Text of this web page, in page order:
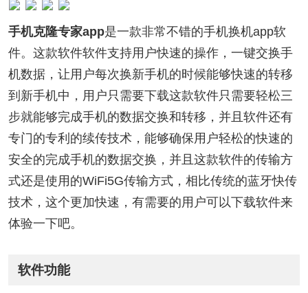
手机克隆专家app是一款非常不错的手机换机app软
件。这款软件软件支持用户快速的操作，一键交换手
机数据，让用户每次换新手机的时候能够快速的转移
到新手机中，用户只需要下载这款软件只需要轻松三
步就能够完成手机的数据交换和转移，并且软件还有
专门的专利的续传技术，能够确保用户轻松的快速的
安全的完成手机的数据交换，并且这款软件的传输方
式还是使用的WiFi5G传输方式，相比传统的蓝牙快传
技术，这个更加快速，有需要的用户可以下载软件来
体验一下吧。
软件功能